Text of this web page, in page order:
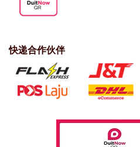
快递合作伙伴